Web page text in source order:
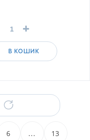
+
В КОШИК
6 ... 13